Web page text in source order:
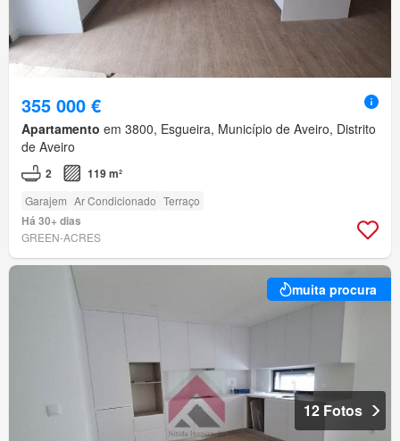
355 000 €
Apartamento em 3800, Esgueira, Município de Aveiro, Distrito
de Aveiro
2 119 m²
Garajem Ar Condicionado Terraço
Há 30+ dias
GREEN-ACRES
muita procura
12 Fotos